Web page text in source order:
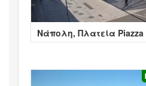
Νάπολη, Πλατεία Piazza